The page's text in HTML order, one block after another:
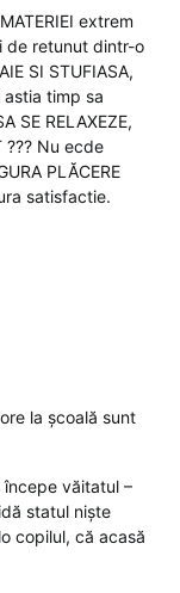
extrem
de retunut dintr-o
SI STUFIASA,
astia timp sa
SE RELAXEZE,
??? Nu ecde
PLĂCERE
satisfactie.
la școală sunt
văitatul –
statul niște
copilul, că acasă